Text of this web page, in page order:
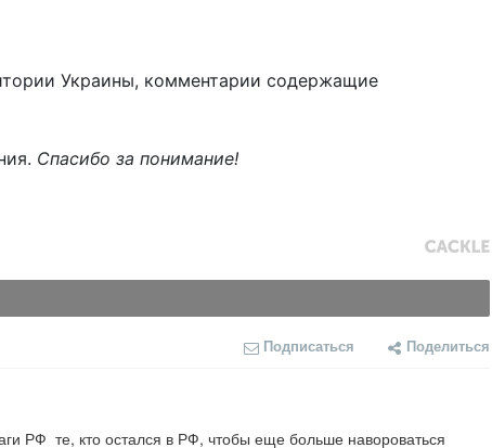
Украины, комментарии содержащие
Спасибо за понимание!
Подписаться Поделиться
РФ  те, кто остался в РФ, чтобы еще больше навороваться